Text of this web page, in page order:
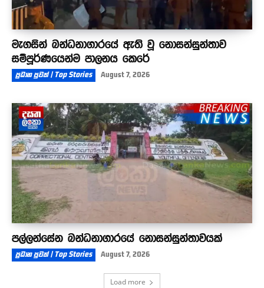
මැගසින් බන්ධනාගාරයේ ඇති වූ නොසන්සුන්තාව
සම්පූර්ණයෙන්ම පාලනය කෙරේ
ප්‍රධාන පුවත් | Top Stories August 7, 2026
පල්ලන්සේන බන්ධනාගාරයේ නොසන්සුන්තාවයක්
ප්‍රධාන පුවත් | Top Stories August 7, 2026
Load more